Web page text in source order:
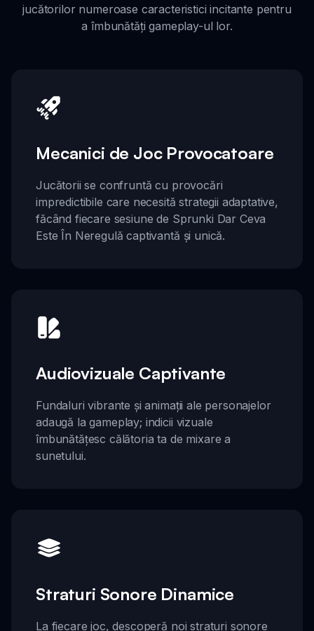
jucătorilor numeroase caracteristici incitante pentru
a îmbunătăți gameplay-ul lor.
Mecanici de Joc Provocatoare
Jucătorii se confruntă cu provocări
impredictibile care necesită strategii adaptative,
făcând fiecare sesiune de Sprunki Dar Ceva
Este În Neregulă captivantă și unică.
Audiovizuale Captivante
Fundaluri vibrante și animații ale personajelor
adaugă la gameplay; indicii vizuale
îmbunătățesc călătoria ta de mixare a
sunetului.
Straturi Sonore Dinamice
La fiecare joc, descoperă noi straturi sonore